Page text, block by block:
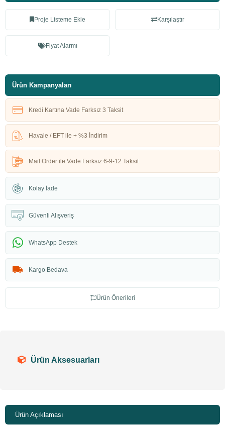
Proje Listeme Ekle Karşılaştır
Fiyat Alarmı
Ürün Kampanyaları
Kredi Kartına Vade Farksız 3 Taksit
Havale / EFT ile + %3 İndirim
Mail Order ile Vade Farksız 6-9-12 Taksit
Kolay İade
Güvenli Alışveriş
WhatsApp Destek
Kargo Bedava
Ürün Önerileri
Ürün Aksesuarları
Ürün Açıklaması